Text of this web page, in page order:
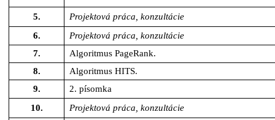
5. Projektová práca konzultácie
6.
Projektová práca konzultácie
7.
AlgoritmusPageRank.
8.
AlgoritmusHITS.
9.
2. písomka
10.
Projektová práca konzultácie